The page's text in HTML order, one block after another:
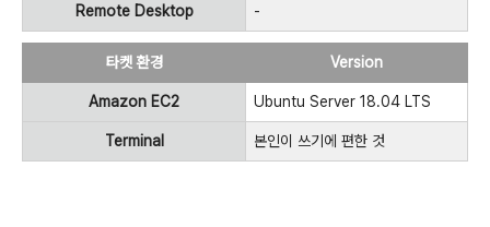
Remote Desktop -
타켓 환경 Version
Amazon EC2 Ubuntu Server 18.04 LTS
Terminal 본인이 쓰기에 편한 것